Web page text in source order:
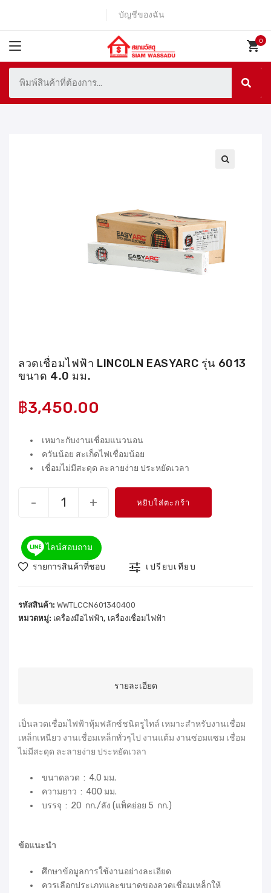
บัญชีของฉัน
ลวดเชื่อมไฟฟ้า LINCOLN EASYARC รุ่น 6013
ขนาด 4.0 มม.
฿3,450.00
เหมาะกับงานเชื่อมแนวนอน
ควันน้อย สะเก็ดไฟเชื่อมน้อย
เชื่อมไม่มีสะดุด ละลายง่าย ประหยัดเวลา
- + หยิบใส่ตะกร้า
ไลน์สอบถาม
รายการสินค้าที่ชอบ
เปรียบเทียบ
รหัสสินค้า: WWTLCCN601340400
หมวดหมู่: เครื่องมือไฟฟ้า, เครื่องเชื่อมไฟฟ้า
รายละเอียด
เป็นลวดเชื่อมไฟฟ้าหุ้มฟลักซ์ชนิดรูไทล์ เหมาะสำหรับงานเชื่อม
เหล็กเหนียว งานเชื่อมเหล็กทั่วๆไป งานแต้ม งานซ่อมแซม เชื่อม
ไม่มีสะดุด ละลายง่าย ประหยัดเวลา
ขนาดลวด : 4.0 มม.
ความยาว : 400 มม.
บรรจุ : 20 กก./ลัง (แพ็คย่อย 5 กก.)
ข้อแนะนำ
ศึกษาข้อมูลการใช้งานอย่างละเอียด
ควรเลือกประเภทและขนาดของลวดเชื่อมเหล็กให้